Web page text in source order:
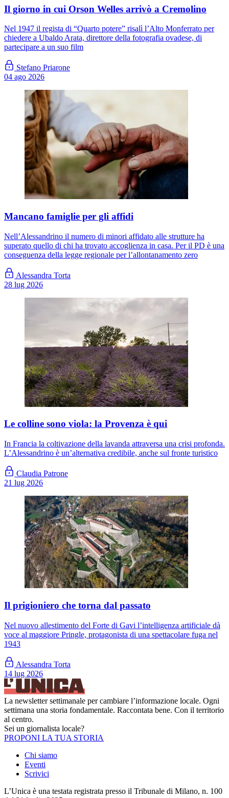
Il giorno in cui Orson Welles arrivò a Cremolino
Nel 1947 il regista di “Quarto potere” risalì l’Alto Monferrato per
chiedere a Ubaldo Arata, direttore della fotografia ovadese, di
partecipare a un suo film
Stefano Priarone
04 ago 2026
Mancano famiglie per gli affidi
Nell’Alessandrino il numero di minori affidato alle strutture ha
superato quello di chi ha trovato accoglienza in casa. Per il PD è una
conseguenza della legge regionale per l’allontanamento zero
Alessandra Torta
28 lug 2026
Le colline sono viola: la Provenza è qui
In Francia la coltivazione della lavanda attraversa una crisi profonda.
L’Alessandrino è un’alternativa credibile, anche sul fronte turistico
Claudia Patrone
21 lug 2026
Il prigioniero che torna dal passato
Nel nuovo allestimento del Forte di Gavi l’intelligenza artificiale dà
voce al maggiore Pringle, protagonista di una spettacolare fuga nel
1943
Alessandra Torta
14 lug 2026
La newsletter settimanale per cambiare l’informazione locale. Ogni
settimana una storia fondamentale. Raccontata bene. Con il territorio
al centro.
Sei un giornalista locale?
PROPONI LA TUA STORIA
Chi siamo
Eventi
Scrivici
L’Unica è una testata registrata presso il Tribunale di Milano, n. 100